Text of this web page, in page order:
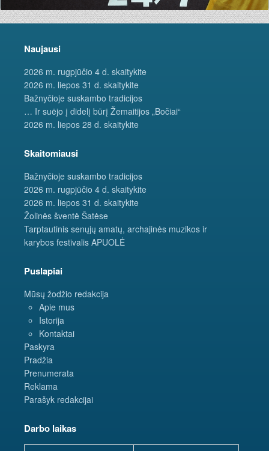
Naujausi
2026 m. rugpjūčio 4 d. skaitykite
2026 m. liepos 31 d. skaitykite
Bažnyčioje suskambo tradicijos
… Ir suėjo į didelį būrį Žemaitijos „Bočiai“
2026 m. liepos 28 d. skaitykite
Skaitomiausi
Bažnyčioje suskambo tradicijos
2026 m. rugpjūčio 4 d. skaitykite
2026 m. liepos 31 d. skaitykite
Žolinės šventė Šatėse
Tarptautinis senųjų amatų, archajinės muzikos ir
karybos festivalis APUOLĖ
Puslapiai
Mūsų žodžio redakcija
Apie mus
Istorija
Kontaktai
Paskyra
Pradžia
Prenumerata
Reklama
Parašyk redakcijai
Darbo laikas